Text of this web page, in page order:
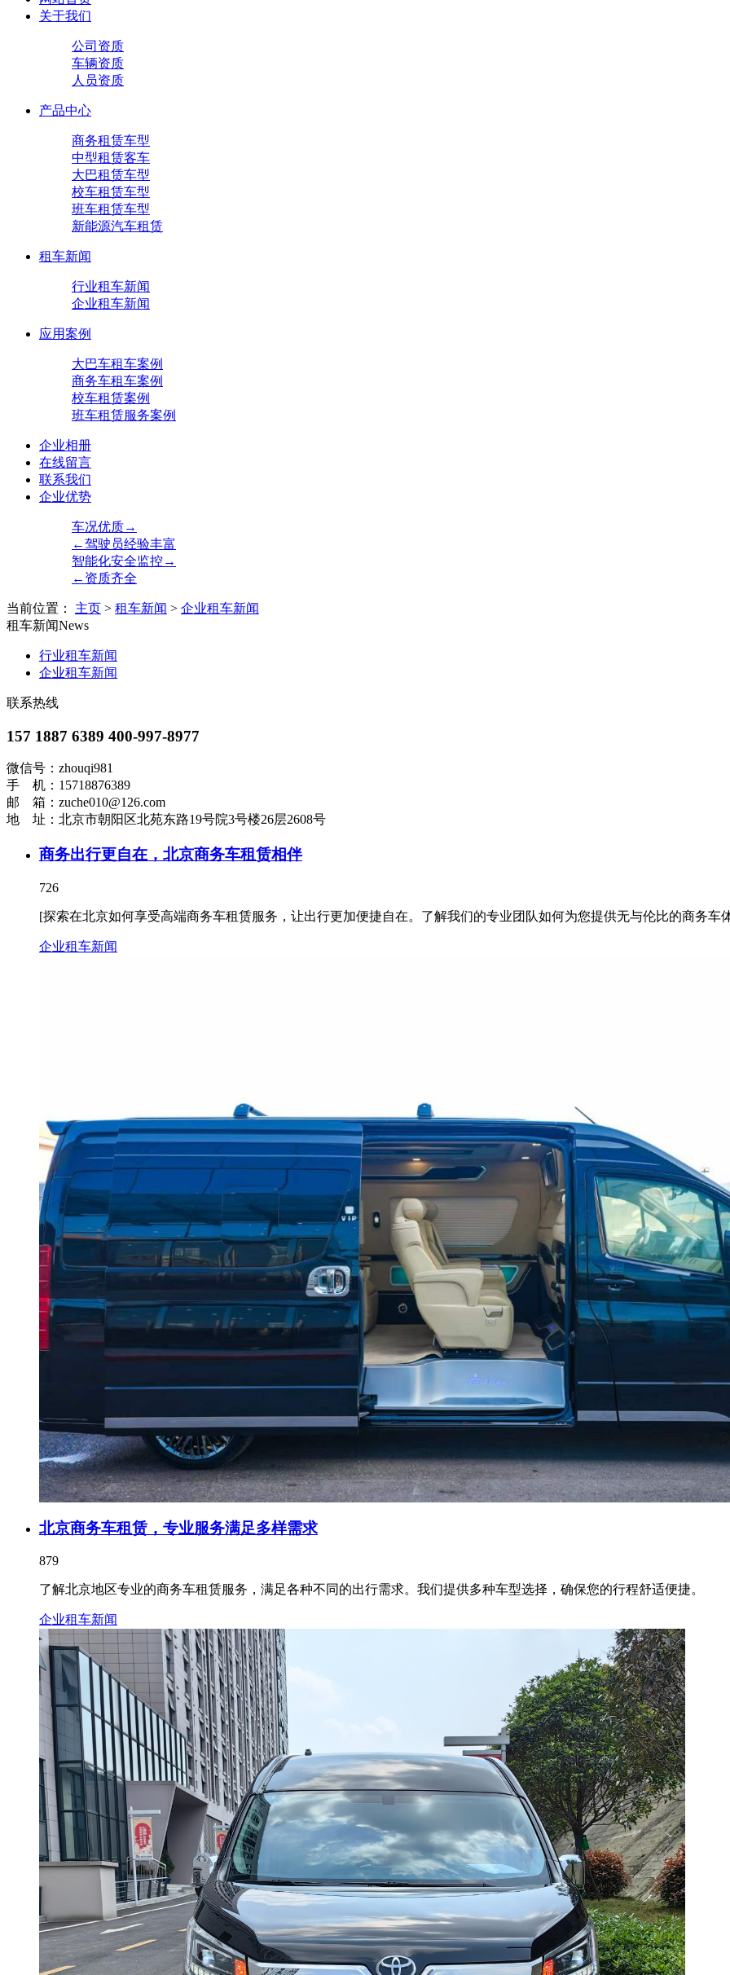
关于我们
公司资质
车辆资质
人员资质
产品中心
商务租赁车型
中型租赁客车
大巴租赁车型
校车租赁车型
班车租赁车型
新能源汽车租赁
租车新闻
行业租车新闻
企业租车新闻
应用案例
大巴车租车案例
商务车租车案例
校车租赁案例
班车租赁服务案例
企业相册
在线留言
联系我们
企业优势
车况优质→
←驾驶员经验丰富
智能化安全监控→
←资质齐全
当前位置： 主页 > 租车新闻 > 企业租车新闻
租车新闻News
行业租车新闻
企业租车新闻
联系热线
157 1887 6389 400-997-8977
微信号：zhouqi981
手 机：15718876389
邮 箱：zuche010@126.com
地 址：北京市朝阳区北苑东路19号院3号楼26层2608号
商务出行更自在，北京商务车租赁相伴
726
[探索在北京如何享受高端商务车租赁服务，让出行更加便捷自在。了解我们的专业团队如何为您提供无与伦比的商务车
企业租车新闻
北京商务车租赁，专业服务满足多样需求
879
了解北京地区专业的商务车租赁服务，满足各种不同的出行需求。我们提供多种车型选择，确保您的行程舒适便捷。
企业租车新闻